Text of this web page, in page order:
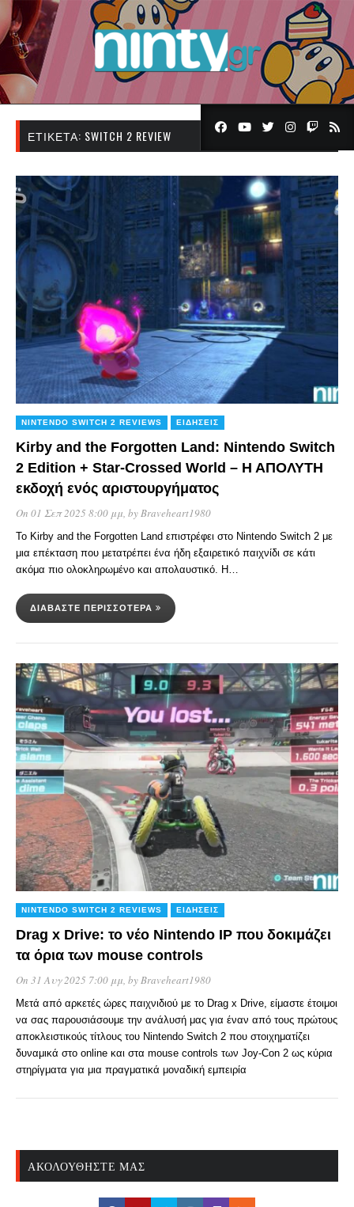
ΕΤΙΚΈΤΑ: SWITCH 2 REVIEW
NINTENDO SWITCH 2 REVIEWS ΕΙΔΉΣΕΙΣ
Kirby and the Forgotten Land: Nintendo Switch
2 Edition + Star-Crossed World – Η ΑΠΟΛΥΤΗ
εκδοχή ενός αριστουργήματος
On 01 Σεπ 2025 8:00 μμ, byBraveheart1980
Το Kirby and the Forgotten Land επιστρέφει στο Nintendo Switch 2 με
μια επέκταση που μετατρέπει ένα ήδη εξαιρετικό παιχνίδι σε κάτι
ακόμα πιο ολοκληρωμένο και απολαυστικό. Η…
ΔΙΑΒΆΣΤΕ ΠΕΡΙΣΣΌΤΕΡΑ
NINTENDO SWITCH 2 REVIEWS ΕΙΔΉΣΕΙΣ
Drag x Drive: το νέο Nintendo IP που δοκιμάζει
τα όρια των mouse controls
On 31 Αυγ 2025 7:00 μμ, byBraveheart1980
Μετά από αρκετές ώρες παιχνιδιού με το Drag x Drive, είμαστε έτοιμοι
να σας παρουσιάσουμε την ανάλυσή μας για έναν από τους πρώτους
αποκλειστικούς τίτλους του Nintendo Switch 2 που στοιχηματίζει
δυναμικά στο online και στα mouse controls των Joy-Con 2 ως κύρια
στηρίγματα για μια πραγματικά μοναδική εμπειρία
ΑΚΟΛΟΥΘΉΣΤΕ ΜΑΣ